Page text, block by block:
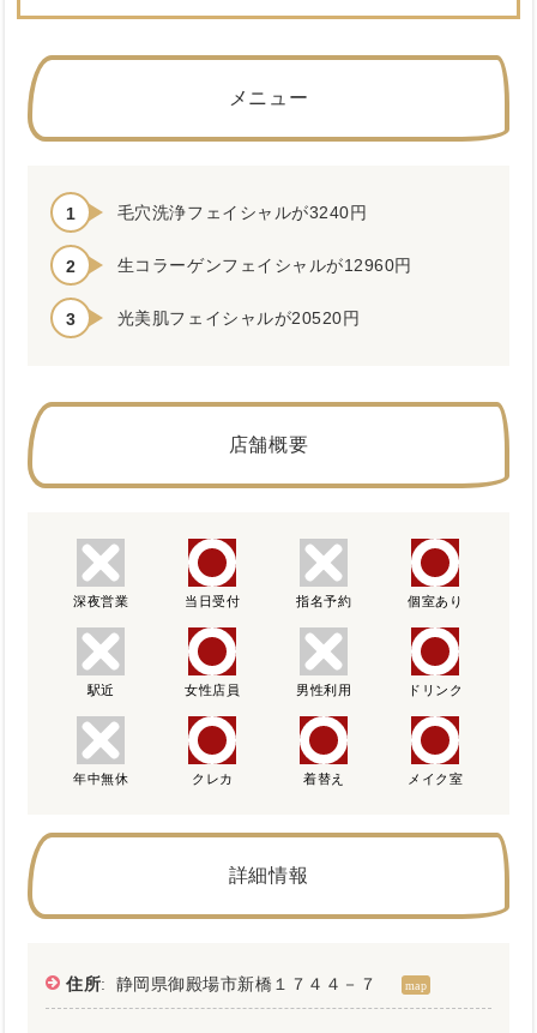
メニュー
毛穴洗浄フェイシャルが3240円
生コラーゲンフェイシャルが12960円
光美肌フェイシャルが20520円
店舗概要
深夜営業 当日受付 指名予約 個室あり
駅近 女性店員 男性利用 ドリンク
年中無休 クレカ 着替え メイク室
詳細情報
住所: 静岡県御殿場市新橋１７４４－７ map